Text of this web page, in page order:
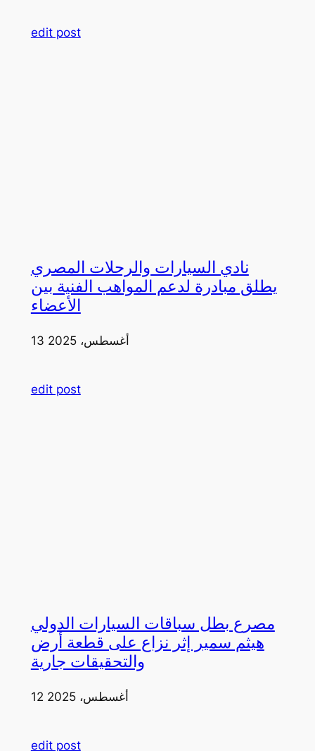
edit post
نادي السيارات والرحلات المصري
يطلق مبادرة لدعم المواهب الفنية بين
الأعضاء
13 أغسطس، 2025
edit post
مصرع بطل سباقات السيارات الدولي
هيثم سمير إثر نزاع على قطعة أرض
والتحقيقات جارية
12 أغسطس، 2025
edit post